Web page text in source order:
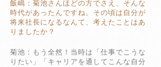
飯嶋：菊池さんほどの方でさえ、そんな
時代があったんですね。その頃は自分が
将来社長になるなんて、考えたことはあ
りましたか？
菊池：もう全然！当時は「仕事でこうな
りたい」「キャリアを通してこんな自分